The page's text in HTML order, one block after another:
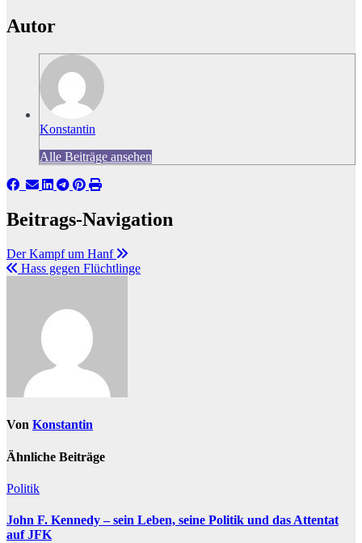
Autor
Konstantin
Alle Beiträge ansehen
Beitrags-Navigation
Der Kampf um Hanf
Hass gegen Flüchtlinge
Von Konstantin
Ähnliche Beiträge
Politik
John F. Kennedy – sein Leben, seine Politik und das Attentat
auf JFK